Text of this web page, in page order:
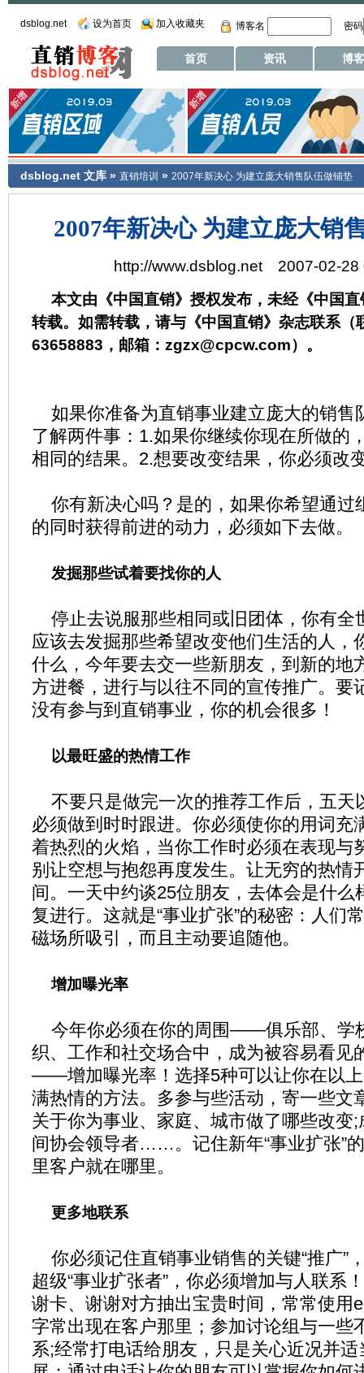
dsblog.net 设为首页 加入收藏夹 博客名 密码
首页 资讯 博客
dsblog.net 文库 » 直销培训 » 2007年新决心 为建立庞大销售队伍做铺垫
2007年新决心 为建立庞大销
http://www.dsblog.net 2007-02-28
本文由《中国直销》授权发布，未经《中国
转载。如需转载，请与《中国直销》杂志联系（
63658883，邮箱：zgzx@cpcw.com）。
如果你准备为直销事业建立庞大的销售
了解两件事：1.如果你继续你现在所做的
相同的结果。2.想要改变结果，你必须改
你有新决心吗？是的，如果你希望通过
的同时获得前进的动力，必须如下去做。
发掘那些试着要找你的人
停止去说服那些相同或旧团体，你有全
应该去发掘那些希望改变他们生活的人，
什么，今年要去交一些新朋友，到新的地
方进餐，进行与以往不同的宣传推广。要
没有参与到直销事业，你的机会很多！
以最旺盛的热情工作
不要只是做完一次的推荐工作后，五天
必须做到时时跟进。你必须使你的用词充
着热烈的火焰，当你工作时必须在表现与
别让空想与抱怨再度发生。让无穷的热情
间。一天中约谈25位朋友，去体会是什么
复进行。这就是“事业扩张”的秘密：人们
磁场所吸引，而且主动要追随他。
增加曝光率
今年你必须在你的周围——俱乐部、学
织、工作和社交场合中，成为被容易看见
——增加曝光率！选择5种可以让你在以
满热情的方法。多参与些活动，寄一些文
关于你为事业、家庭、城市做了哪些改变
间协会领导者……。记住新年“事业扩张”
里客户就在哪里。
更多地联系
你必须记住直销事业销售的关键“推广”
超级“事业扩张者”，你必须增加与人联系
谢卡、谢谢对方抽出宝贵时间，常常使用
字常出现在客户那里；参加讨论组与一些
系;经常打电话给朋友，只是关心近况并